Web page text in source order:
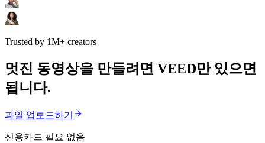
Trusted by 1M+ creators
멋진 동영상을 만들려면 VEED만 있으면
됩니다.
파일 업로드하기
신용카드 필요 없음